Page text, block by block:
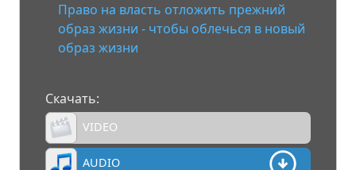
Право на власть отложить прежний
образ жизни - чтобы облечься в новый
образ жизни
Скачать:
VIDEO
AUDIO